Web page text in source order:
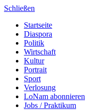
Schließen
Startseite
Diaspora
Politik
Wirtschaft
Kultur
Portrait
Sport
Verlosung
LoNam abonnieren
Jobs / Praktikum